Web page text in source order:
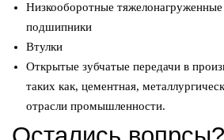
Низкооборотные
подшипники
Втулки
Открытые зубчатые передачи в
таких как, цементная,
отрасли промышленности.